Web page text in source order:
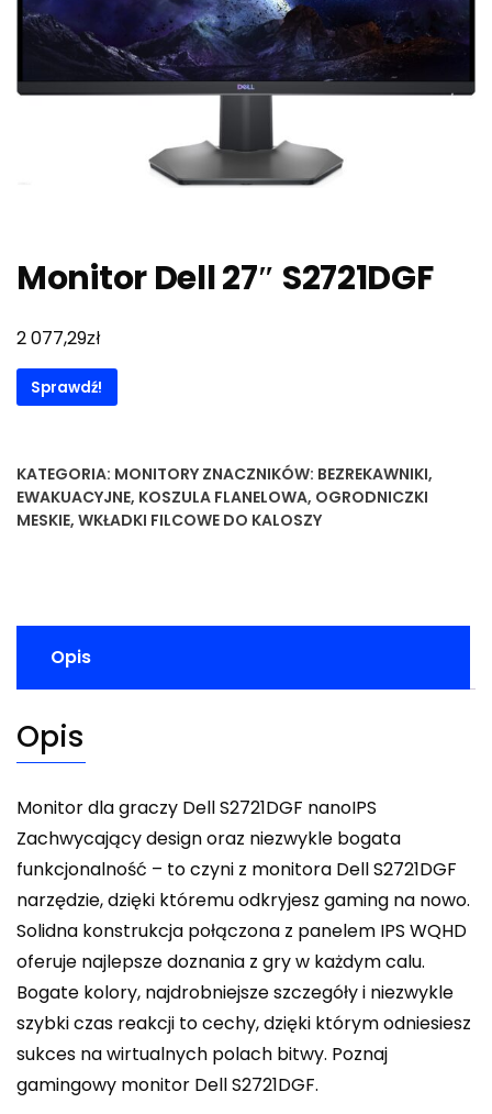
Monitor Dell 27″ S2721DGF
2 077,29zł
Sprawdź!
KATEGORIA: MONITORY ZNACZNIKÓW: BEZREKAWNIKI,
EWAKUACYJNE, KOSZULA FLANELOWA, OGRODNICZKI
MESKIE, WKŁADKI FILCOWE DO KALOSZY
Opis
Opis
Monitor dla graczy Dell S2721DGF nanoIPS
Zachwycający design oraz niezwykle bogata
funkcjonalność – to czyni z monitora Dell S2721DGF
narzędzie, dzięki któremu odkryjesz gaming na nowo.
Solidna konstrukcja połączona z panelem IPS WQHD
oferuje najlepsze doznania z gry w każdym calu.
Bogate kolory, najdrobniejsze szczegóły i niezwykle
szybki czas reakcji to cechy, dzięki którym odniesiesz
sukces na wirtualnych polach bitwy. Poznaj
gamingowy monitor Dell S2721DGF.